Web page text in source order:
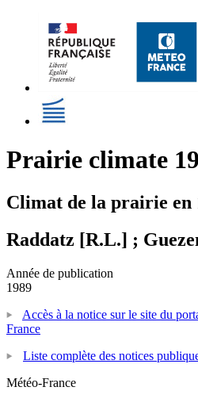
Prairie climate
Climat de la prairie en
Raddatz [R.L.] ;
Année de publication
1989
Accès à la notice sur le site du
France
Liste complète des notices
Météo-France